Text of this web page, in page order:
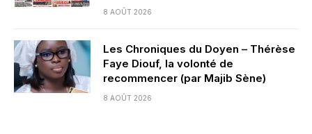
8 AOÛT 2026
Les Chroniques du Doyen – Thérèse
Faye Diouf, la volonté de
recommencer (par Majib Sène)
8 AOÛT 2026